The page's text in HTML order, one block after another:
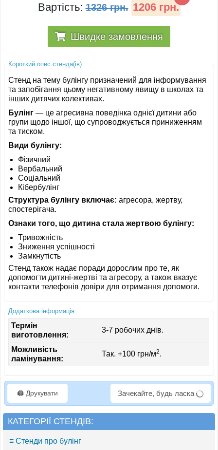
Вартість: 1326 грн. 1206 грн.
Швидке замовлення
Короткий опис стенда(ів)
Стенд на тему булінгу призначений для інформування
та запобігання цьому негативному явищу в школах та
інших дитячих колективах.
Булінг — це агресивна поведінка однієї дитини або
групи щодо іншої, що супроводжується приниженням
та тиском.
Види булінгу:
Фізичний
Вербальний
Соціальний
Кібербулінг
Структура булінгу включає: агресора, жертву,
спостерігача.
Ознаки того, що дитина стала жертвою булінгу:
Тривожність
Зниження успішності
Замкнутість
Стенд також надає поради дорослим про те, як
допомогти дитині-жертві та агресору, а також вказує
контакти телефонів довіри для отримання допомоги.
Додаткова інформація
Термін
виготовлення:
3-7 робочих днів.
Можливість
ламінування:
Так. +100 грн/м2.
🖨️ Друкувати Зачекайте, будь ласка
КАТЕГОРІЇ СТЕНДІВ:
≡ Стенди про булінг